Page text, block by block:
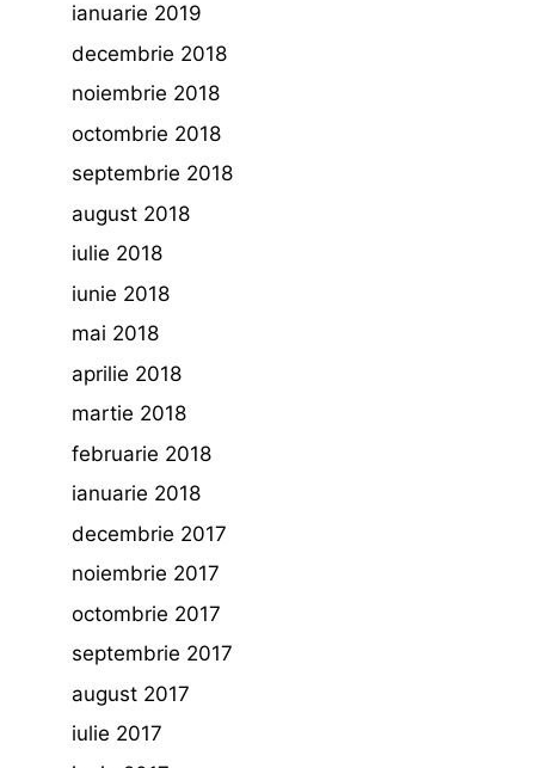
ianuarie 2019
decembrie 2018
noiembrie 2018
octombrie 2018
septembrie 2018
august 2018
iulie 2018
iunie 2018
mai 2018
aprilie 2018
martie 2018
februarie 2018
ianuarie 2018
decembrie 2017
noiembrie 2017
octombrie 2017
septembrie 2017
august 2017
iulie 2017